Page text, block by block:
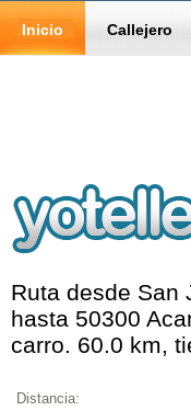
Inicio Callejero
Ruta desde San
hasta 50300
carro. 60.0 km,
Distancia: